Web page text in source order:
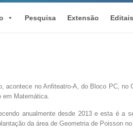
Pesquisa Extensão
acontece no Anfiteatro-A, do Bloco PC,
em Matemática.
anualmente desde 2013 e esta é a
da área de Geometria de Poisson